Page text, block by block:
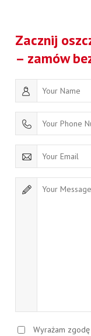
Zacznij
– zamów
Wyrażam